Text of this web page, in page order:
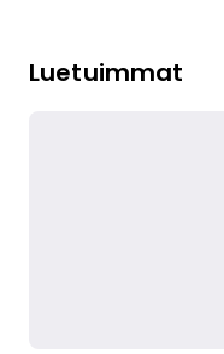
Luetuimmat